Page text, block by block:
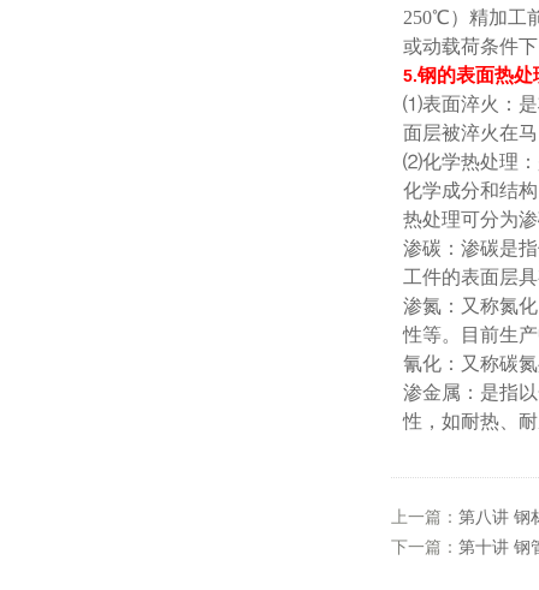
250℃）精加工
或动载荷条件
5.钢的表面热处
⑴表面淬火：
面层被淬火在
⑵化学热处理
化学成分和结
热处理可分为
渗碳：渗碳是
工件的表面层
渗氮：又称氮
性等。目前生
氰化：又称碳
渗金属：是指
性，如耐热、
上一篇： 第八讲 钢
下一篇： 第十讲 钢